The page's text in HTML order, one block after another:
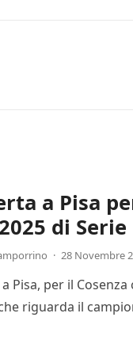
a Pisa
di Serie
· 28 Novembre
Pisa, per il
riguarda il